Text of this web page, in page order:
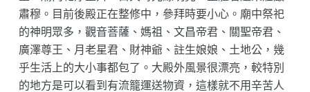
肅穆。目前後殿正在整修中，參拜時要小心。廟中祭祀
的神明眾多，觀音菩薩、媽祖、文昌帝君、關聖帝君、
廣澤尊王、月老星君、財神爺、註生娘娘、土地公，幾
乎生活上的大小事都包了。大殿外風景很漂亮，較特別
的地方是可以看到有流籠運送物資，這樣就不用辛苦人